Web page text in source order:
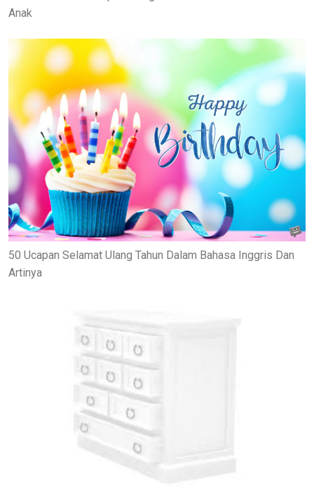
Anak
50 Ucapan Selamat Ulang Tahun Dalam Bahasa Inggris Dan
Artinya